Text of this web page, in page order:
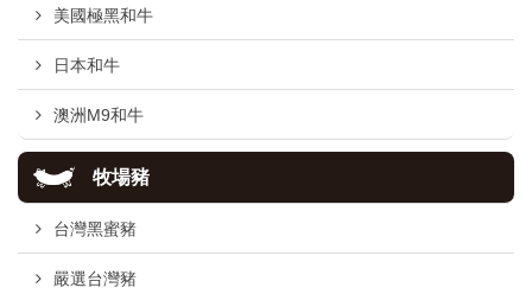
美國極黑和牛
日本和牛
澳洲M9和牛
牧場豬
台灣黑蜜豬
嚴選台灣豬